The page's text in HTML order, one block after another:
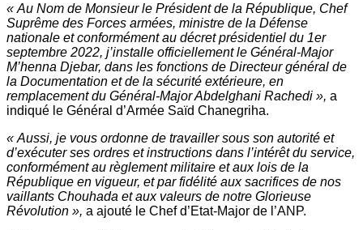
« Au Nom de Monsieur le Président de la République, Chef
Suprême des Forces armées, ministre de la Défense
nationale et conformément au décret présidentiel du 1er
septembre 2022, j’installe officiellement le Général-Major
M’henna Djebar, dans les fonctions de Directeur général de
la Documentation et de la sécurité extérieure, en
remplacement du Général-Major Abdelghani Rachedi », a
indiqué le Général d’Armée Saïd Chanegriha.
« Aussi, je vous ordonne de travailler sous son autorité et
d’exécuter ses ordres et instructions dans l’intérêt du service,
conformément au règlement militaire et aux lois de la
République en vigueur, et par fidélité aux sacrifices de nos
vaillants Chouhada et aux valeurs de notre Glorieuse
Révolution », a ajouté le Chef d’Etat-Major de l’ANP.